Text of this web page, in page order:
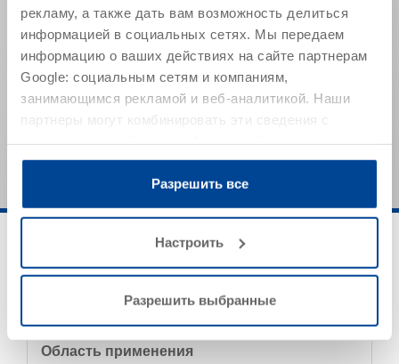
рекламу, а также дать вам возможность делиться
информацией в социальных сетях. Мы передаем
информацию о ваших действиях на сайте партнерам
Google: социальным сетям и компаниям,
занимающимся рекламой и веб-аналитикой. Наши
партнеры могут комбинировать эти сведения с
данными, которые они получили при использовании
Разрешить все
Настроить
Разрешить выбранные
Уровень рН ~ 11,5
Содержание галогенов < 0,05 %
Указанные значения представляют собой типичные
характеристики продукта и не могут рассматриваться
Область применения